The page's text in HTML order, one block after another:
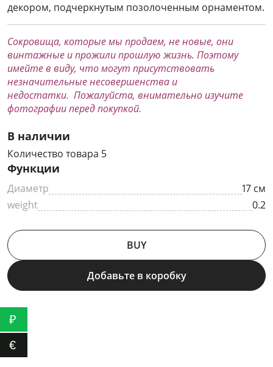
декором, подчеркнутым позолоченным орнаментом.
Сокровища, которые мы продаем, не новые, они
винтажные и прожили прошлую жизнь. Поэтому
имейте в виду, что могут присутствовать
незначительные несовершенства и
недостатки. Пожалуйста, внимательно изучите
фотографии перед покупкой.
В наличии
Количество товара 5
Функции
Диаметр
17 см
weight
0.2
BUY
Добавьте в коробку
₽
€